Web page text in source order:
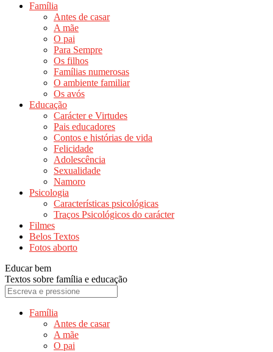
Família
Antes de casar
A mãe
O pai
Para Sempre
Os filhos
Famílias numerosas
O ambiente familiar
Os avós
Educação
Carácter e Virtudes
Pais educadores
Contos e histórias de vida
Felicidade
Adolescência
Sexualidade
Namoro
Psicologia
Características psicológicas
Traços Psicológicos do carácter
Filmes
Belos Textos
Fotos aborto
Educar bem
Textos sobre família e educação
Família
Antes de casar
A mãe
O pai